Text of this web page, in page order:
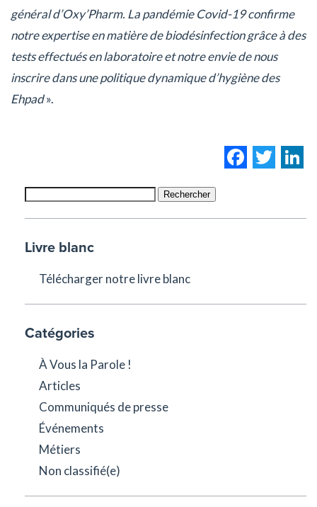
général d’Oxy’Pharm. La pandémie Covid-19 confirme
notre expertise en matière de biodésinfection grâce à des
tests effectués en laboratoire et notre envie de nous
inscrire dans une politique dynamique d’hygiène des
Ehpad».
Rechercher
Livre blanc
Télécharger notre livre blanc
Catégories
À Vous la Parole !
Articles
Communiqués de presse
Événements
Métiers
Non classifié(e)